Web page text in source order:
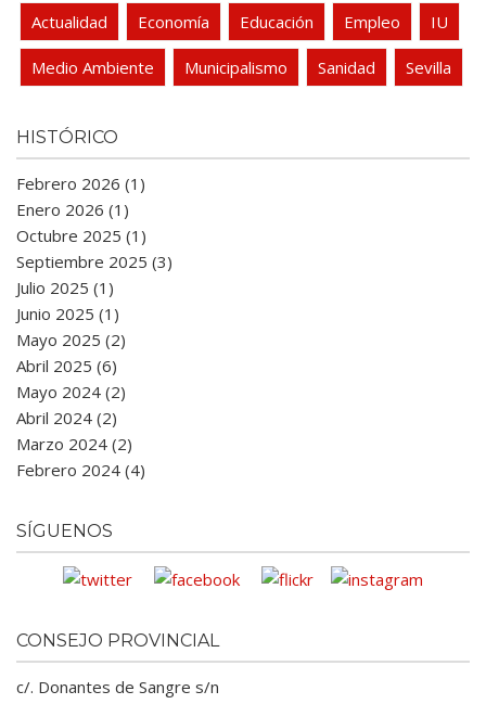
Actualidad Economía Educación Empleo IU
Medio Ambiente Municipalismo Sanidad Sevilla
HISTÓRICO
Febrero 2026 (1)
Enero 2026 (1)
Octubre 2025 (1)
Septiembre 2025 (3)
Julio 2025 (1)
Junio 2025 (1)
Mayo 2025 (2)
Abril 2025 (6)
Mayo 2024 (2)
Abril 2024 (2)
Marzo 2024 (2)
Febrero 2024 (4)
SÍGUENOS
CONSEJO PROVINCIAL
c/. Donantes de Sangre s/n